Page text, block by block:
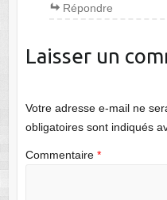
Répondre
Laisser un
Votre adresse e-mail ne
obligatoires sont indiqués
Commentaire *